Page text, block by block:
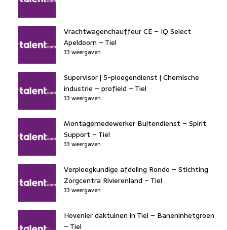
Vrachtwagenchauffeur CE – IQ Select
Apeldoorn – Tiel
33 weergaven
Supervisor | 5-ploegendienst | Chemische
industrie – profield – Tiel
33 weergaven
Montagemedewerker Buitendienst – Spirit
Support – Tiel
33 weergaven
Verpleegkundige afdeling Rondo – Stichting
Zorgcentra Rivierenland – Tiel
33 weergaven
Hovenier daktuinen in Tiel – Baneninhetgroen
– Tiel